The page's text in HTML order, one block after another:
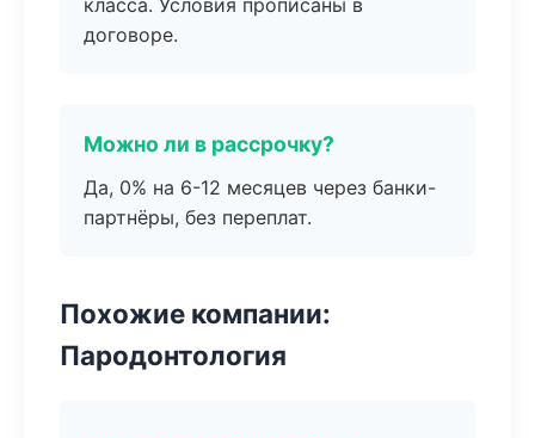
класса. Условия прописаны в
договоре.
Можно ли в рассрочку?
Да, 0% на 6-12 месяцев через банки-
партнёры, без переплат.
Похожие компании:
Пародонтология